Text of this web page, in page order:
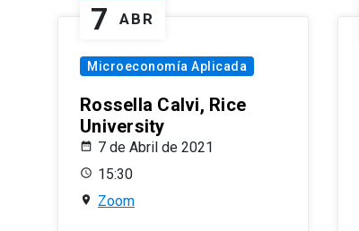
7 ABR
Microeconomía Aplicada
Rossella Calvi, Rice
University
7 de Abril de 2021
15:30
Zoom